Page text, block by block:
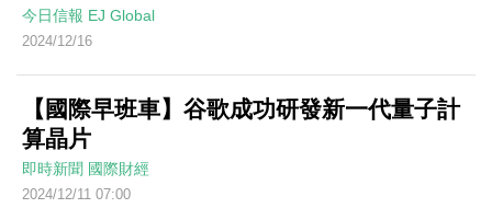
今日信報 EJ Global
2024/12/16
【國際早班車】谷歌成功研發新一代量子計
算晶片
即時新聞 國際財經
2024/12/11 07:00